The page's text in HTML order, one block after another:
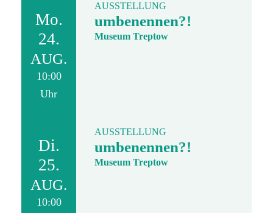
Mo.
24.
AUG.
10:00
Uhr
AUSSTELLUNG
umbenennen?!
Museum Treptow
Di.
25.
AUG.
10:00
AUSSTELLUNG
umbenennen?!
Museum Treptow